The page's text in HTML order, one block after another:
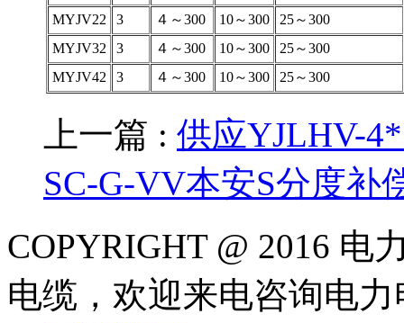
MYJV22
3 ４～300 10～300
25～300
MYJV32
3 ４～300 10～300
25～300
MYJV42
3 ４～300 10～300 25～300
上一篇 : 供应YJLHV-
SC-G-VV本安S分度补
COPYRIGHT @ 2016 电
电缆，欢迎来电咨询电